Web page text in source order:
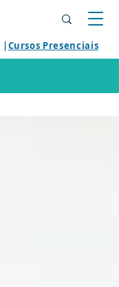
|Cursos Presenciais